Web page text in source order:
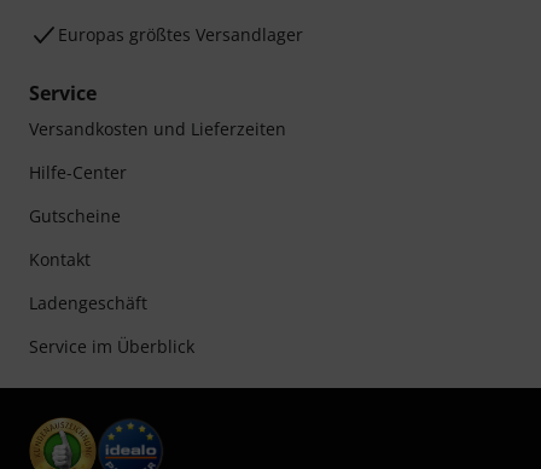
Europas größtes Versandlager
Service
Versandkosten und Lieferzeiten
Hilfe-Center
Gutscheine
Kontakt
Ladengeschäft
Service im Überblick